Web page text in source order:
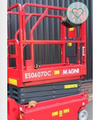
Catégorie 4
CHEMIN
ACTUEL
matériel de
construction
Engins De
Chantier
Réinitialiser